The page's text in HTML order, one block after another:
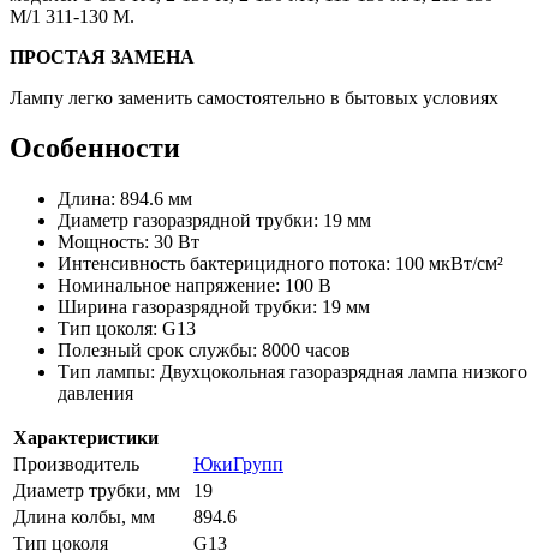
М/1 311-130 М.
ПРОСТАЯ ЗАМЕНА
Лампу легко заменить самостоятельно в бытовых условиях
Особенности
Длина: 894.6 мм
Диаметр газоразрядной трубки: 19 мм
Мощность: 30 Вт
Интенсивность бактерицидного потока: 100 мкВт/см²
Номинальное напряжение: 100 В
Ширина газоразрядной трубки: 19 мм
Тип цоколя: G13
Полезный срок службы: 8000 часов
Тип лампы: Двухцокольная газоразрядная лампа низкого
давления
Характеристики
Производитель
ЮкиГрупп
Диаметр трубки, мм
19
Длина колбы, мм
894.6
Тип цоколя
G13